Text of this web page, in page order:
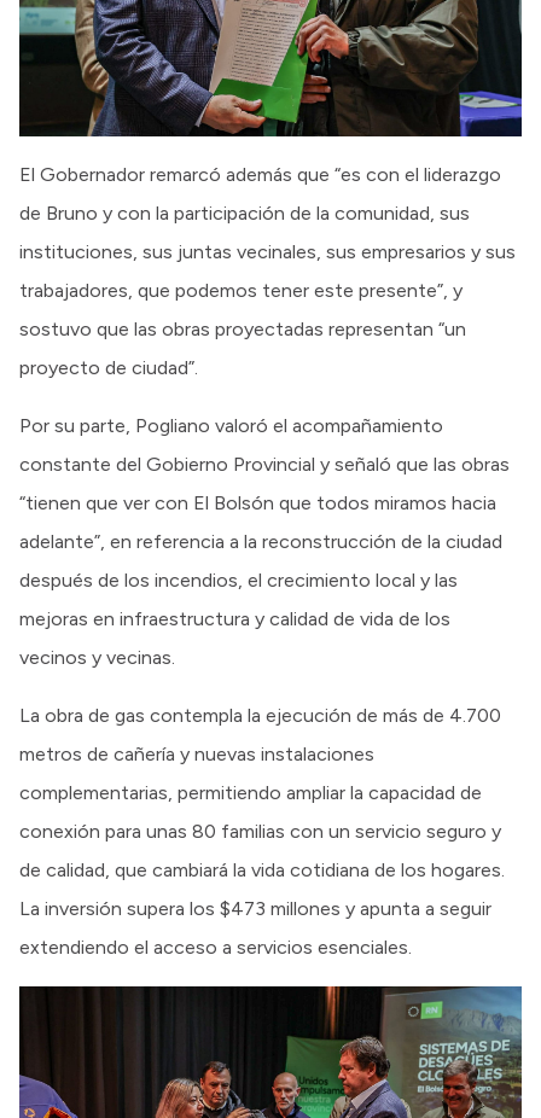
El Gobernador remarcó además que “es con el liderazgo
de Bruno y con la participación de la comunidad, sus
instituciones, sus juntas vecinales, sus empresarios y sus
trabajadores, que podemos tener este presente”, y
sostuvo que las obras proyectadas representan “un
proyecto de ciudad”.
Por su parte, Pogliano valoró el acompañamiento
constante del Gobierno Provincial y señaló que las obras
“tienen que ver con El Bolsón que todos miramos hacia
adelante”, en referencia a la reconstrucción de la ciudad
después de los incendios, el crecimiento local y las
mejoras en infraestructura y calidad de vida de los
vecinos y vecinas.
La obra de gas contempla la ejecución de más de 4.700
metros de cañería y nuevas instalaciones
complementarias, permitiendo ampliar la capacidad de
conexión para unas 80 familias con un servicio seguro y
de calidad, que cambiará la vida cotidiana de los hogares.
La inversión supera los $473 millones y apunta a seguir
extendiendo el acceso a servicios esenciales.